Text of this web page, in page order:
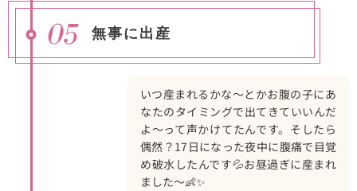
無事に出産
いつ産まれるかな～とかお腹の子にあ
なたのタイミングで出てきていいんだ
よ～って声かけてたんです。そしたら
偶然？17日になった夜中に腹痛で目覚
め破水したんです💦お昼過ぎに産まれ
ました～👶✨